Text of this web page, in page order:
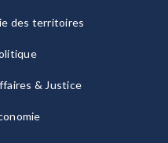
des territoires
& Justice